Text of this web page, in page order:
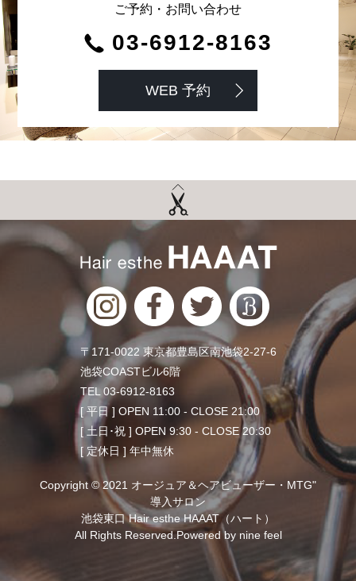
ご予約・お問い合わせ
03-6912-8163
WEB 予約
〒171-0022 東京都豊島区南池袋2-27-6
池袋COASTビル6階
TEL 03-6912-8163
[ 平日 ] OPEN 11:00 - CLOSE 21:00
[ 土日･祝 ] OPEN 9:30 - CLOSE 20:30
[ 定休日 ] 年中無休
Copyright © 2021 オージュア＆ヘアビューザー・MTG"
導入サロン
池袋東口 Hair esthe HAAAT（ハート）
All Rights Reserved.Powered by nine feel